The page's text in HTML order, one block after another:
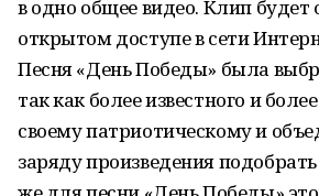
в одно общее видео. Клип будет
открытом доступе в сети
Песня «День Победы» была
так как более известного и
своему патриотическому и
заряду произведения